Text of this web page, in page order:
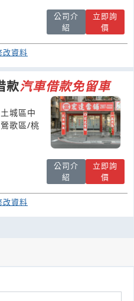
公司介
紹
立即詢
價
改資料
款汽車借款免留車
城區中
歌區/桃
公司介
紹
立即詢
價
改資料